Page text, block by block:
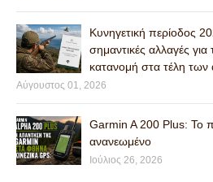
Κυνηγετική περίοδος
σημαντικές αλλαγές
κατανομή στα τέλη των
Αύγουστος 01, 2026
Garmin A 200 Plus: Το
ανανεωμένο
Ιούλιος 26, 2026